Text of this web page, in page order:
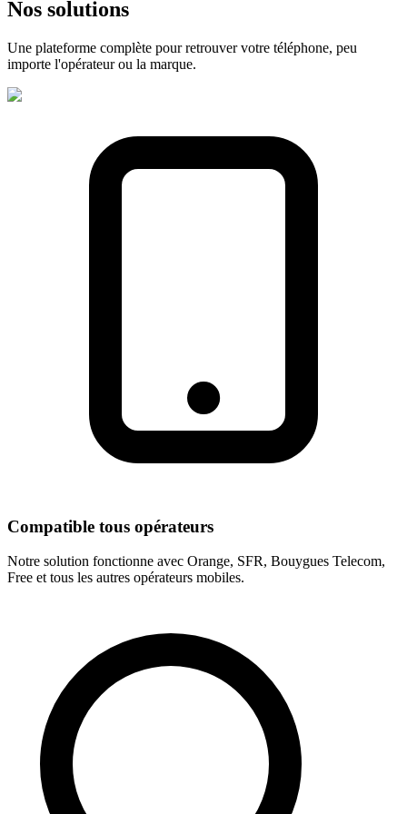
Nos solutions
Une plateforme complète pour retrouver votre téléphone, peu
importe l'opérateur ou la marque.
Compatible tous opérateurs
Notre solution fonctionne avec Orange, SFR, Bouygues Telecom,
Free et tous les autres opérateurs mobiles.